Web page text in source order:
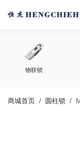
物联锁
商城首页 圆柱锁